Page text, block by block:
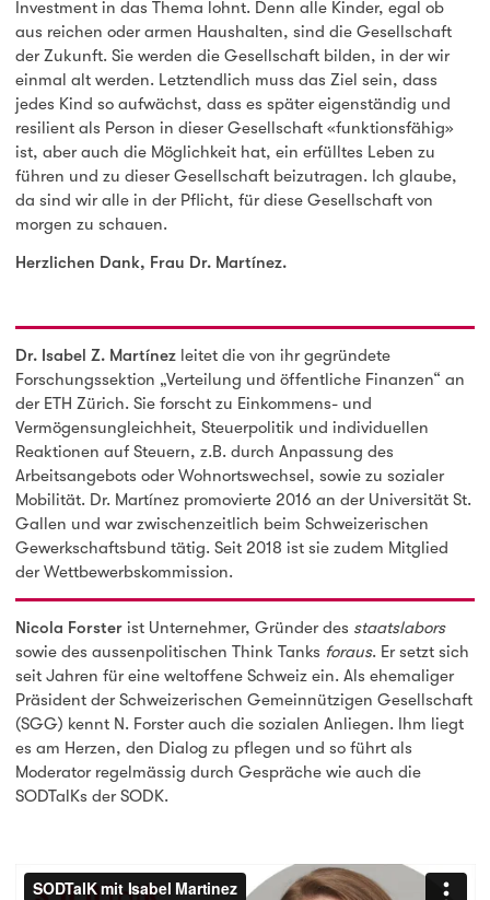
Investment in das Thema lohnt. Denn alle Kinder, egal ob
aus reichen oder armen Haushalten, sind die Gesellschaft
der Zukunft. Sie werden die Gesellschaft bilden, in der wir
einmal alt werden. Letztendlich muss das Ziel sein, dass
jedes Kind so aufwächst, dass es später eigenständig und
resilient als Person in dieser Gesellschaft «funktionsfähig»
ist, aber auch die Möglichkeit hat, ein erfülltes Leben zu
führen und zu dieser Gesellschaft beizutragen. Ich glaube,
da sind wir alle in der Pflicht, für diese Gesellschaft von
morgen zu schauen.
Herzlichen Dank, Frau Dr. Martínez.
Dr. Isabel Z. Martínezleitet die von ihr gegründete
Forschungssektion „Verteilung und öffentliche Finanzen“ an
der ETH Zürich. Sie forscht zu Einkommens- und
Vermögensungleichheit, Steuerpolitik und individuellen
Reaktionen auf Steuern, z.B. durch Anpassung des
Arbeitsangebots oder Wohnortswechsel, sowie zu sozialer
Mobilität. Dr. Martínez promovierte 2016 an der Universität St.
Gallen und war zwischenzeitlich beim Schweizerischen
Gewerkschaftsbund tätig. Seit 2018 ist sie zudem Mitglied
der Wettbewerbskommission.
Nicola Forsterist Unternehmer, Gründer des staatslabors
sowie des aussenpolitischen Think Tanks foraus. Er setzt sich
seit Jahren für eine weltoffene Schweiz ein. Als ehemaliger
Präsident der Schweizerischen Gemeinnützigen Gesellschaft
(SGG) kennt N. Forster auch die sozialen Anliegen. Ihm liegt
es am Herzen, den Dialog zu pflegen und so führt als
Moderator regelmässig durch Gespräche wie auch die
SODTalKs der SODK.